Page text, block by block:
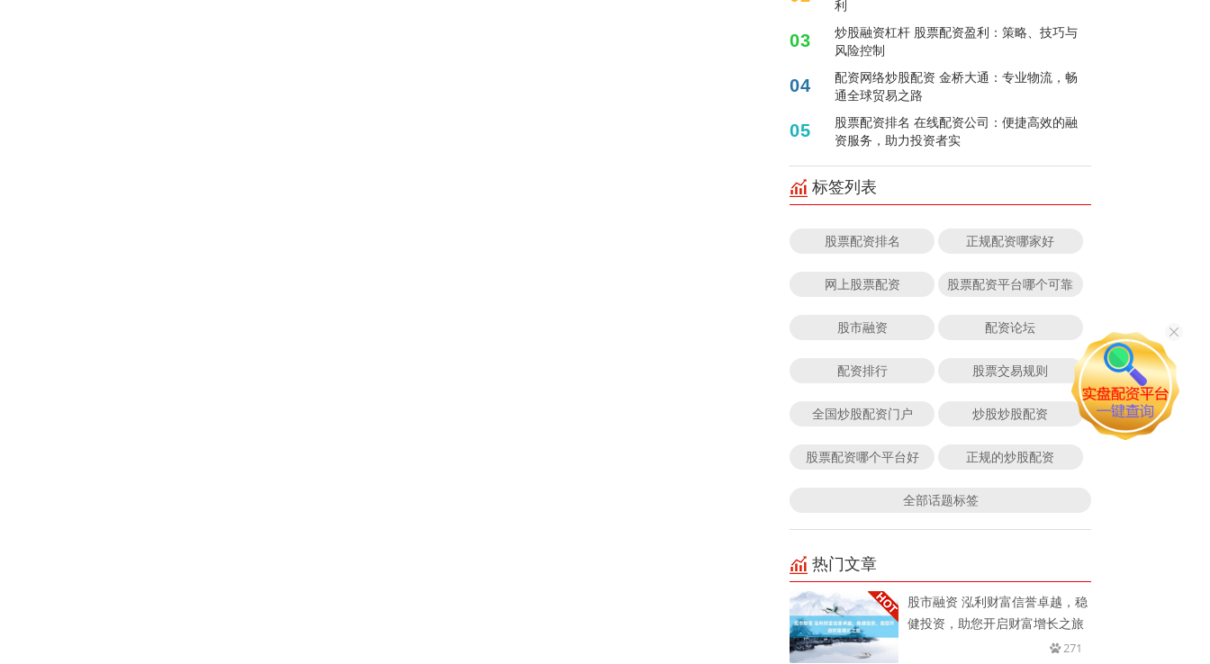
利
03
炒股融资杠杆 股票配资盈利：策略、技巧与
风险控制
04
配资网络炒股配资 金桥大通：专业物流，畅
通全球贸易之路
05
股票配资排名 在线配资公司：便捷高效的融
资服务，助力投资者实
标签列表
股票配资排名 正规配资哪家好
网上股票配资 股票配资平台哪个可靠
股市融资 配资论坛
配资排行 股票交易规则
全国炒股配资门户 炒股炒股配资
股票配资哪个平台好 正规的炒股配资
全部话题标签
热门文章
股市融资 泓利财富信誉卓越，稳
健投资，助您开启财富增长之旅
271